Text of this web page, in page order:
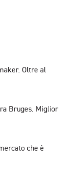
Oltre al
Bruges. Miglior
che è